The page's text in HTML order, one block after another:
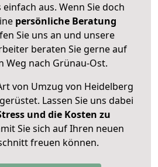
aus. Wenn Sie doch
persönliche Beratung
Sie uns an und unsere
beraten Sie gerne auf
Weg nach Grünau-Ost.
von Umzug von Heidelberg
Lassen Sie uns dabei
und die Kosten zu
Sie sich auf Ihren neuen
freuen können.